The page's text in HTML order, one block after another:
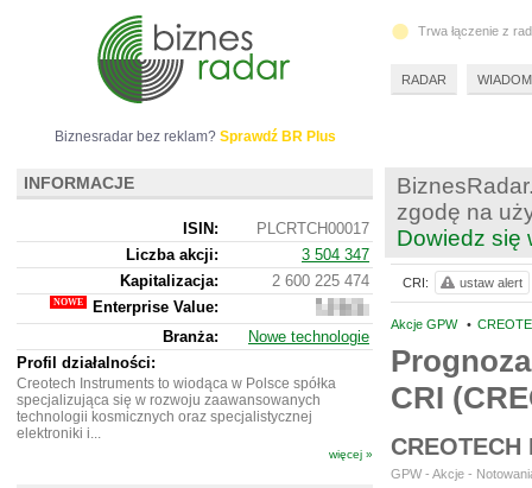
zgodę na
Dowiedz się
Akcje GPW •
CRI
CREOTECH
GPW - Akcje -
CRI: ustaw alert
Biznesradar bez reklam? Sprawdź BR Plus
INFORMACJE
ISIN:
PLCRTCH00017
Liczba akcji:
3 504 347
Kapitalizacja:
2 600 225 474
Enterprise Value:
2
547
093
Branża:
Nowe technologie
Profil działalności:
Creotech Instruments to wiodąca w Polsce spółka
specjalizująca się w rozwoju zaawansowanych
technologii kosmicznych oraz specjalistycznej
elektroniki i...
więcej »
Trwa łączenie z
RADAR